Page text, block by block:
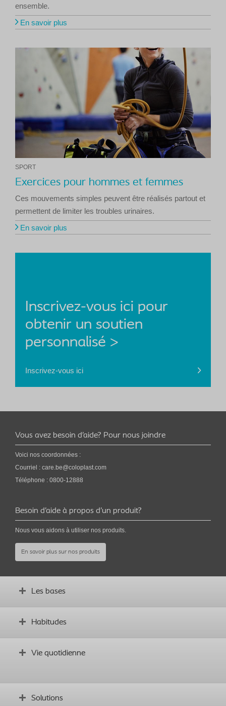
ensemble.
En savoir plus
SPORT
Exercices pour hommes et femmes
Ces mouvements simples peuvent être réalisés partout et
permettent de limiter les troubles urinaires.
En savoir plus
Inscrivez-vous ici pour
obtenir un soutien
personnalisé >
Inscrivez-vous ici
Vous avez besoin d’aide? Pour nous joindre
Voici nos coordonnées :
Courriel : care.be@coloplast.com
Téléphone : 0800-12888
Besoin d’aide à propos d’un produit?
Nous vous aidons à utiliser nos produits.
En savoir plus sur nos produits
Les bases
Comment la vessie fonctionne-t-elle?
Habitudes
Établir de bonnes habitudes
Vie quotidienne
Vie professionnelle
Solutions